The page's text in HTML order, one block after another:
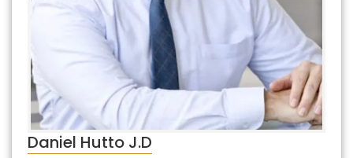
Daniel Hutto J.D